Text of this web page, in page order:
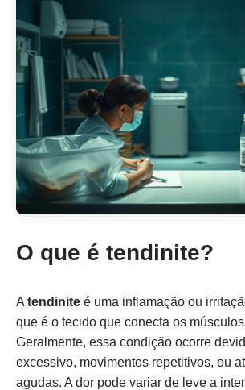
O que é tendinite?
A tendinite é uma inflamação ou
que é o tecido que conecta os
Geralmente, essa condição ocorre
excessivo, movimentos repetitivos, ou
agudas. A dor pode variar de leve a